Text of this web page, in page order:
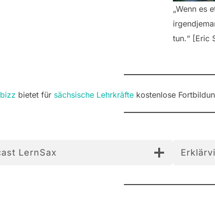
„Wenn es
tun.“ [Eric
bietet für sächsische Lehrkräfte kostenlose
LernSax